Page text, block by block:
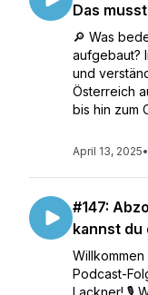
Das
🔎 Was
aufgebaut?
und
Österreich
bis hin zum
April 13, 2025•
#147:
kannst du
Podcast-
Lackner! 🎙️